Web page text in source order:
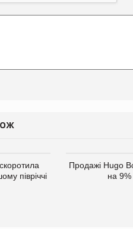
півріччі
Продажі Hugo
на 9%